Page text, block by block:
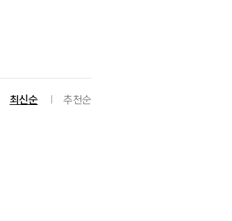
최신순 추천순